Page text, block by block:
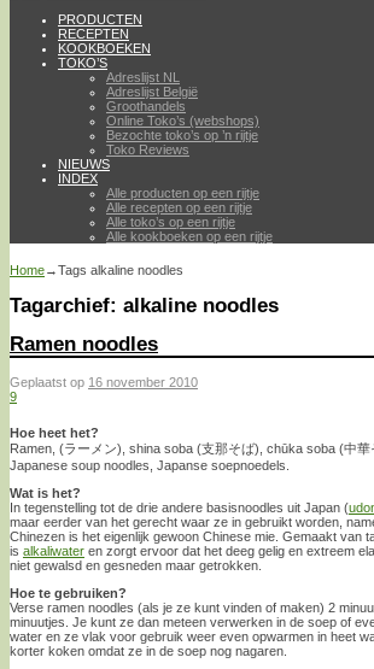
PRODUCTEN
RECEPTEN
KOOKBOEKEN
TOKO’S
Adreslijst NL
Adreslijst België
Groothandels
Online Toko’s (webshops)
Bezochte toko’s op ’n rijtje
Toko Reviews
NIEUWS
INDEX
Alle producten op een rijtje
Alle recepten op een rijtje
Alle toko’s op een rijtje
Alle kookboeken op een rijtje
Home→Tags alkaline noodles
Tagarchief: alkaline noodles
Ramen noodles
Geplaatst op 16 november 2010
9
Hoe heet het?
Ramen, (ラーメン), shina soba (支那そば), chūka soba (中華
Japanese soup noodles, Japanse soepnoedels.
Wat is het?
In tegenstelling tot de drie andere basisnoodles uit Japan (
maar eerder van het gerecht waar ze in gebruikt worden,
Chinezen is het eigenlijk gewoon Chinese mie. Gemaakt van
is alkaliwater en zorgt ervoor dat het deeg gelig en extreem
niet gewalsd en gesneden maar getrokken.
Hoe te gebruiken?
Verse ramen noodles (als je ze kunt vinden of maken) 2
minuutjes. Je kunt ze dan meteen verwerken in de soep of
water en ze vlak voor gebruik weer even opwarmen in heet
korter koken omdat ze in de soep nog nagaren.